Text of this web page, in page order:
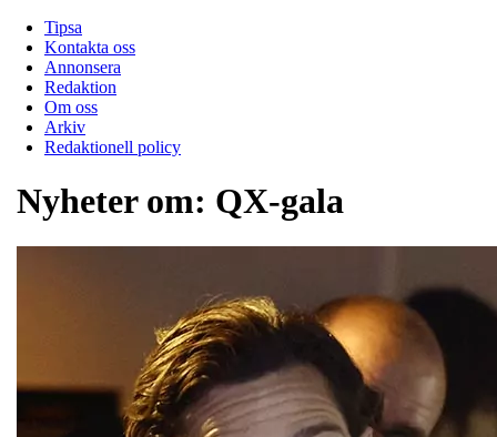
Tipsa
Kontakta oss
Annonsera
Redaktion
Om oss
Arkiv
Redaktionell policy
Nyheter om: QX-gala